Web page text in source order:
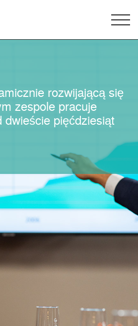
rozwijającą się
zespole pracuje
dwieście pięćdziesiąt